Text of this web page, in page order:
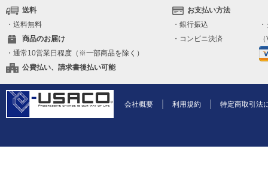
送料
・送料無料
商品のお届け
・通常10営業日程度（※一部商品を除く）
公費払い、請求書後払い可能
お支払い方法
・銀行振込
・コンビニ決済
会社概要 利用規約 特定商取引法